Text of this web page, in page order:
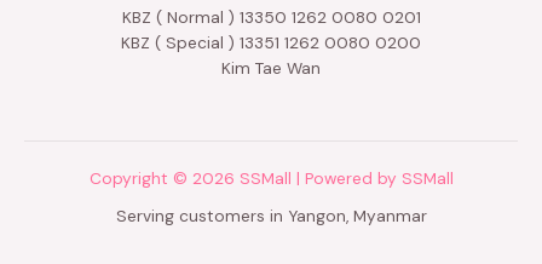
KBZ ( Normal ) 13350 1262 0080 0201
KBZ ( Special ) 13351 1262 0080 0200
Kim Tae Wan
Copyright © 2026 SSMall | Powered by SSMall
Serving customers in Yangon, Myanmar